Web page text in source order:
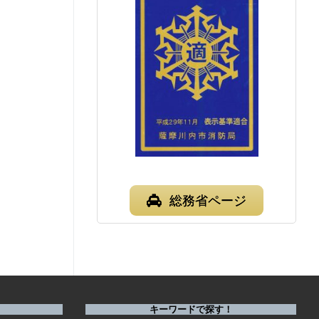
総務省ページ
キーワードで探す！